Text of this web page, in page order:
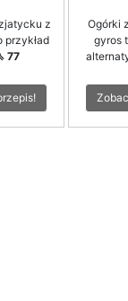
z
przykład
77
Ogórki
gyros